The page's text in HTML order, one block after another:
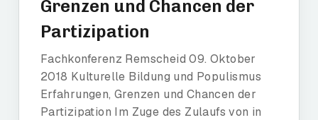
Grenzen und Chancen der
Partizipation
Fachkonferenz Remscheid 09. Oktober
2018 Kulturelle Bildung und Populismus
Erfahrungen, Grenzen und Chancen der
Partizipation Im Zuge des Zulaufs von in